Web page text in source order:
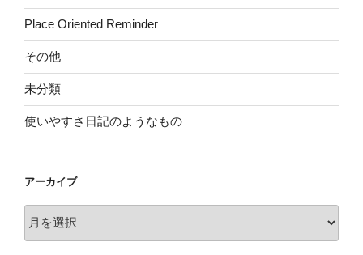
Place Oriented Reminder
その他
未分類
使いやすさ日記のようなもの
アーカイブ
ー